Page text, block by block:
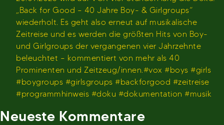
„Back for Good – 40 Jahre Boy- & Girlgroups“
wiederholt. Es geht also erneut auf musikalische
Zeitreise und es werden die größten Hits von Boy-
und Girlgroups der vergangenen vier Jahrzehnte
beleuchtet – kommentiert von mehr als 40
Prominenten und Zeitzeug/innen.#vox #boys #girls
#boygroups #girlsgroups #backforgood #zeitreise
#programmhinweis #doku #dokumentation #musik
Neueste Kommentare